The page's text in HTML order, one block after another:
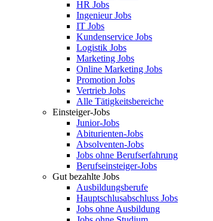
HR Jobs
Ingenieur Jobs
IT Jobs
Kundenservice Jobs
Logistik Jobs
Marketing Jobs
Online Marketing Jobs
Promotion Jobs
Vertrieb Jobs
Alle Tätigkeitsbereiche
Einsteiger-Jobs
Junior-Jobs
Abiturienten-Jobs
Absolventen-Jobs
Jobs ohne Berufserfahrung
Berufseinsteiger-Jobs
Gut bezahlte Jobs
Ausbildungsberufe
Hauptschlusabschluss Jobs
Jobs ohne Ausbildung